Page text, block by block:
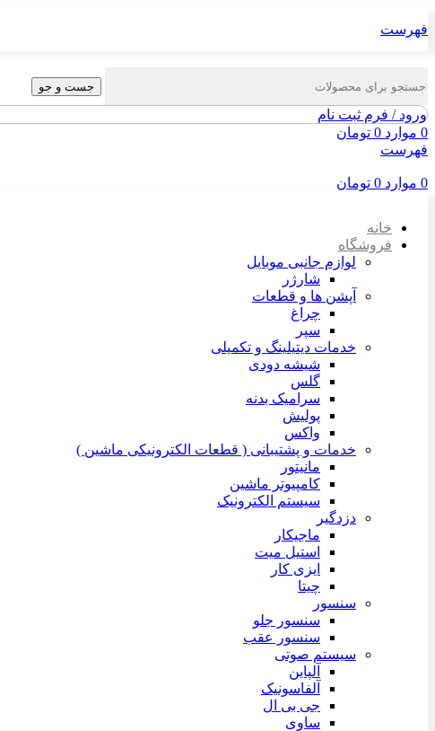
فهرست
جست و جو
ورود / فرم ثبت نام
0 موارد 0 تومان
فهرست
0 موارد 0 تومان
خانه
فروشگاه
لوازم جانبی موبایل
شارژر
آپشن ها و قطعات
چراغ
سپر
خدمات دیتیلینگ و تکمیلی
شیشه دودی
گلس
سرامیک بدنه
پولیش
واکس
خدمات و پشتیبانی ( قطعات الکترونیکی ماشین )
مانیتور
کامپیوتر ماشین
سیستم الکترونیک
دزدگیر
ماجیکار
استیل میت
ایزی کار
چیتا
سنسور
سنسور جلو
سنسور عقب
سیستم صوتی
آلپاین
آلفاسونیک
جی بی ال
ساوی